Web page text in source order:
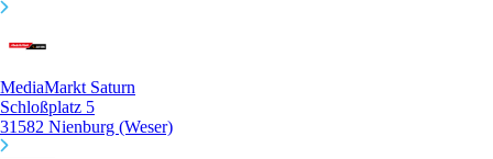
MediaMarkt Saturn
Schloßplatz 5
31582 Nienburg (Weser)